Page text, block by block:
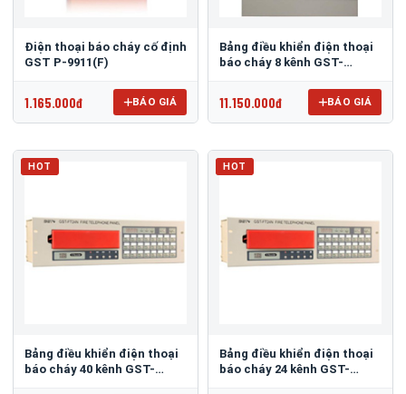
Điện thoại báo cháy cố định
GST P-9911(F)
1.165.000đ BÁO GIÁ
Bảng điều khiển điện thoại
báo cháy 8 kênh GST-
11.150.000đ BÁO GIÁ
HOT
Bảng điều khiển điện thoại
báo cháy 40 kênh GST-
HOT
Bảng điều khiển điện thoại
báo cháy 24 kênh GST-